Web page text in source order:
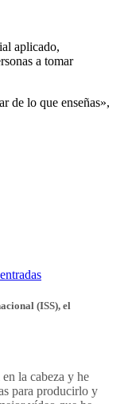
aplicado,
a tomar
de lo que enseñas»,
(ISS), el
la cabeza y he
para producirlo y